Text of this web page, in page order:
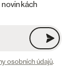
osobních údajů.